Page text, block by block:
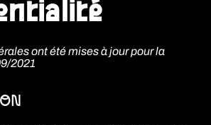
ont été mises à jour pour la
2021